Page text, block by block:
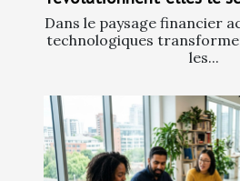
Dans le paysage financier
technologiques
les...